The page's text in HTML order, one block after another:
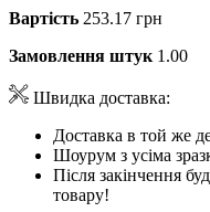
Вартість 253.17 грн
Замовлення штук 1.00
Швидка доставка:
Доставка в той же
Шоурум з усіма
Після закінчення
товару!